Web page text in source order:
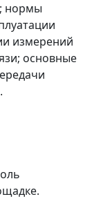
нормы
измерений
основные